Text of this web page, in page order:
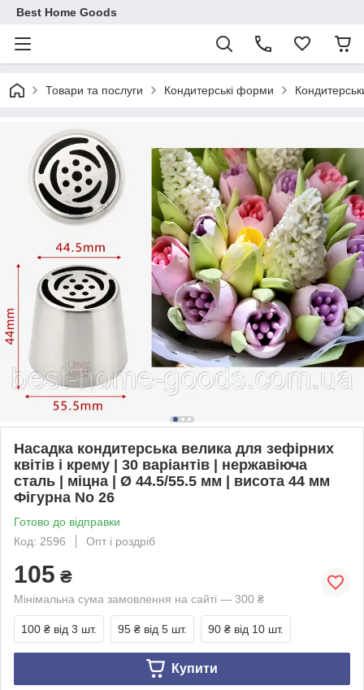
Best Home Goods
Товари та послуги Кондитерські форми
Насадка кондитерська велика для зефірних
квітів і крему | 30 варіантів | нержавіюча
сталь | міцна | Ø 44.5/55.5 мм | висота 44 мм
Фігурна No 26
Готово до відправки
Код: 2596
Опт і роздріб
105 ₴
Мінімальна сума замовлення на сайті — 300 ₴
100 ₴ від 3 шт. 95 ₴ від 5 шт. 90 ₴ від 10 шт.
Купити